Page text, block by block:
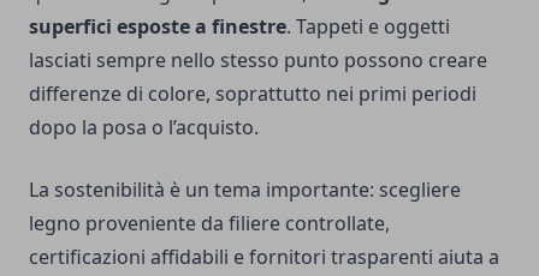
superfici esposte a finestre. Tappeti e oggetti
lasciati sempre nello stesso punto possono creare
differenze di colore, soprattutto nei primi periodi
dopo la posa o l’acquisto.
La sostenibilità è un tema importante: scegliere
legno proveniente da filiere controllate,
certificazioni affidabili e fornitori trasparenti aiuta a